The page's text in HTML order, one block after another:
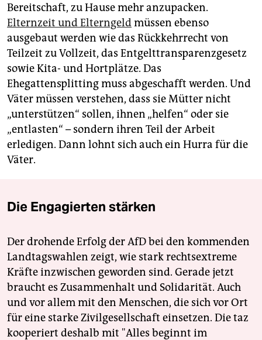
Bereitschaft, zu Hause mehr anzupacken.
Elternzeit und Elterngeldmüssen ebenso
ausgebaut werden wie das Rückkehrrecht von
Teilzeit zu Vollzeit, das Entgelttransparenzgesetz
sowie Kita- und Hortplätze. Das
Ehegattensplitting muss abgeschafft werden. Und
Väter müssen verstehen, dass sie Mütter nicht
„unterstützen“ sollen, ihnen „helfen“ oder sie
„entlasten“ – sondern ihren Teil der Arbeit
erledigen. Dann lohnt sich auch ein Hurra für die
Väter.
Die Engagierten stärken
Der drohende Erfolg der AfD bei den kommenden
Landtagswahlen zeigt, wie stark rechtsextreme
Kräfte inzwischen geworden sind. Gerade jetzt
braucht es Zusammenhalt und Solidarität. Auch
und vor allem mit den Menschen, die sich vor Ort
für eine starke Zivilgesellschaft einsetzen. Die taz
kooperiert deshalb mit "Alles beginnt im